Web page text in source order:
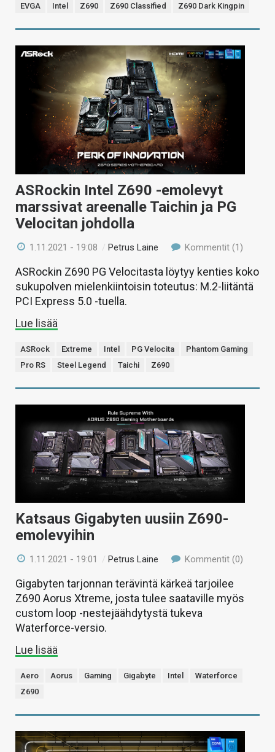
EVGA Intel Z690 Z690 Classified Z690 Dark Kingpin
ASRockin Intel Z690 -emolevyt
marssivat areenalle Taichin ja PG
Velocitan johdolla
1.11.2021 - 19:08 /Petrus Laine Kommentit (1)
ASRockin Z690 PG Velocitasta löytyy kenties koko
sukupolven mielenkiintoisin toteutus: M.2-liitäntä
PCI Express 5.0 -tuella.
Lue lisää
ASRock Extreme Intel PG Velocita
Phantom Gaming
Pro RS
Steel Legend Taichi Z690
Katsaus Gigabyten uusiin Z690-
emolevyihin
1.11.2021 - 19:01 /Petrus Laine Kommentit (0)
Gigabyten tarjonnan terävintä kärkeä tarjoilee
Z690 Aorus Xtreme, josta tulee saataville myös
custom loop -nestejäähdytystä tukeva
Waterforce-versio.
Lue lisää
Aero Aorus Gaming Gigabyte Intel
Waterforce
Z690